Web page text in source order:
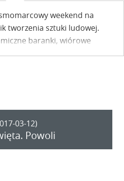
weekend na
tworzenia sztuki ludowej.
baranki, wiórowe
Wszystko barwne i wesołe,
03-12)
Powoli